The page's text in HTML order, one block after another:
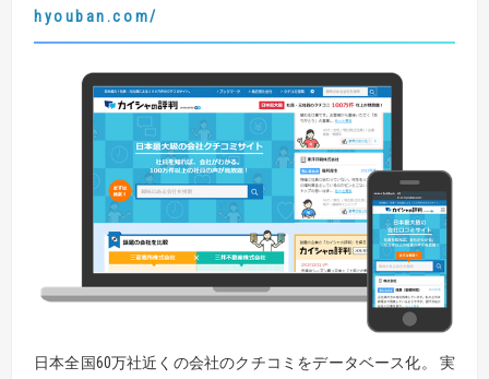
hyouban.com/
日本全国60万社近くの会社のクチコミをデータベース化。 実